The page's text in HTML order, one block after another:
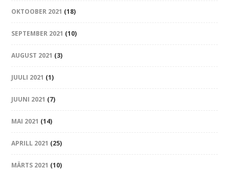
OKTOOBER 2021 (18)
SEPTEMBER 2021 (10)
AUGUST 2021 (3)
JUULI 2021 (1)
JUUNI 2021 (7)
MAI 2021 (14)
APRILL 2021 (25)
MÄRTS 2021 (10)